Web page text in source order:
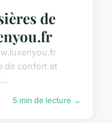
de
de confort et
5 min de lecture →